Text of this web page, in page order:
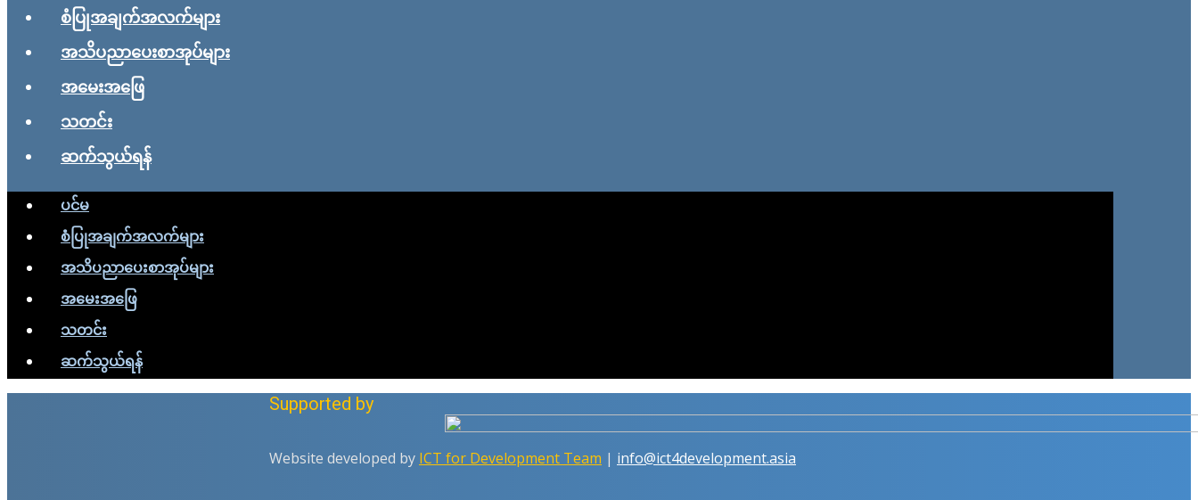
စံပြုအချက်အလက်များ
အသိပညာပေးစာအုပ်များ
အမေးအဖြေ
သတင်း
ဆက်သွယ်ရန်
ပင်မ
စံပြုအချက်အလက်များ
အသိပညာပေးစာအုပ်များ
အမေးအဖြေ
သတင်း
ဆက်သွယ်ရန်
Supported by
Website developed by ICT for Development Team | info@ict4development.asia